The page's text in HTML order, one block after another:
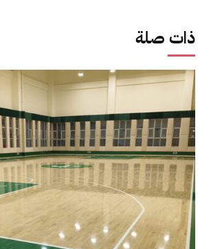
ذات صلة